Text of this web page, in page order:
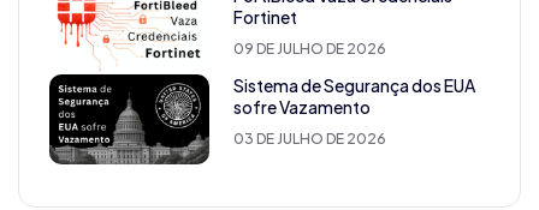
Fortinet
09 DE JULHO DE 2026
Sistema de Segurança dos EUA
sofre Vazamento
03 DE JULHO DE 2026